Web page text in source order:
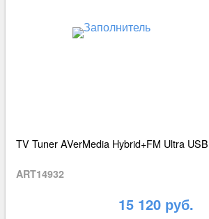
TV Tuner AVerMedia Hybrid+FM Ultra
ART14932
15 120 руб.